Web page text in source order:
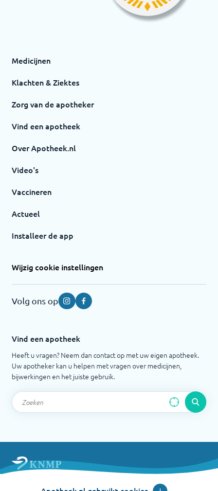
Medicijnen
Klachten & Ziektes
Zorg van de apotheker
Vind een apotheek
Over Apotheek.nl
Video's
Vaccineren
Actueel
Installeer de app
Wijzig cookie instellingen
Volg ons op InstagramFacebook
Vind een apotheek
Heeft u vragen? Neem dan contact op met uw eigen apotheek.
Uw apotheker kan u helpen met vragen over medicijnen,
bijwerkingen en het juiste gebruik.